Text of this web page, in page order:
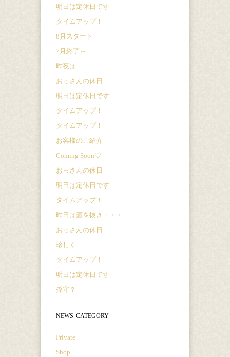
明日は定休日です
タイムアップ！
8月スタート
7月終了～
昨夜は…
おっさんの休日
明日は定休日です
タイムアップ！
タイムアップ！
お客様のご紹介
Coming Soon♡
おっさんの休日
明日は定休日です
タイムアップ！
昨日は酒を抜き・・・
おっさんの休日
珍しく…
タイムアップ！
明日は定休日です
孫守？
NEWS CATEGORY
Private
Shop